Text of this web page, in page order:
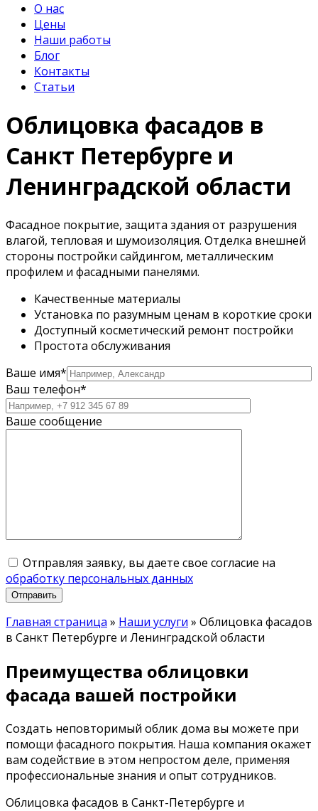
О нас
Цены
Наши работы
Блог
Контакты
Статьи
Облицовка фасадов в
Санкт Петербурге и
Ленинградской области
Фасадное покрытие, защита здания от разрушения
влагой, тепловая и шумоизоляция. Отделка внешней
стороны постройки сайдингом, металлическим
профилем и фасадными панелями.
Качественные материалы
Установка по разумным ценам в короткие сроки
Доступный косметический ремонт постройки
Простота обслуживания
Ваше имя*
Ваш телефон*
Ваше сообщение
Отправляя заявку, вы даете свое согласие на
обработку персональных данных
Главная страница » Наши услуги » Облицовка фасадов
в Санкт Петербурге и Ленинградской области
Преимущества облицовки
фасада вашей постройки
Создать неповторимый облик дома вы можете при
помощи фасадного покрытия. Наша компания окажет
вам содействие в этом непростом деле, применяя
профессиональные знания и опыт сотрудников.
Облицовка фасадов в Санкт-Петербурге и